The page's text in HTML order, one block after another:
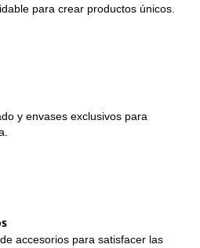
para crear productos únicos.
y envases exclusivos para
accesorios para satisfacer las